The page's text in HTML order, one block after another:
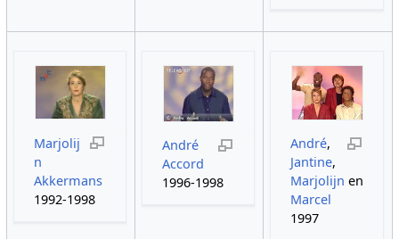
Marjolij
n
Akkermans
1992-1998
André
Accord
1996-1998
André,
Jantine,
Marjolijn en
Marcel
1997